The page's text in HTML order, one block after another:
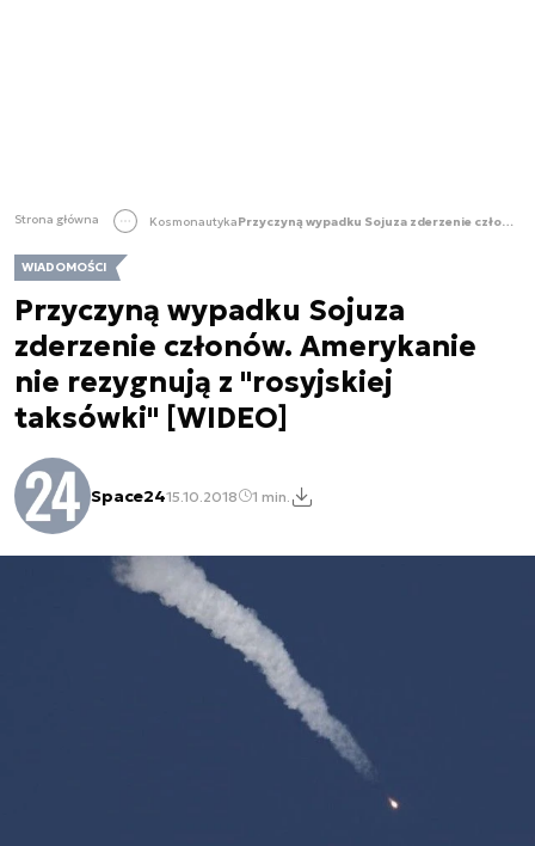
Strona główna Kosmonautyka Przyczyną wypadku Sojuza zderzenie członów. Amerykanie nie rezygnują z "rosyjskiej taksówki" [WIDEO]
WIADOMOŚCI
Przyczyną wypadku Sojuza
zderzenie członów. Amerykanie
nie rezygnują z "rosyjskiej
taksówki" [WIDEO]
Space2415.10.2018 1 min.